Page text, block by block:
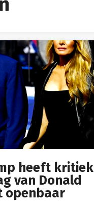
heeft kritiek
van Donald
openbaar